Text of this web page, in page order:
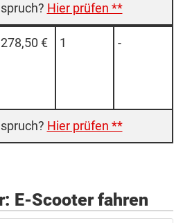
Hier prüfen **
278,50 € 1 -
Hier prüfen **
E-Scooter fahren